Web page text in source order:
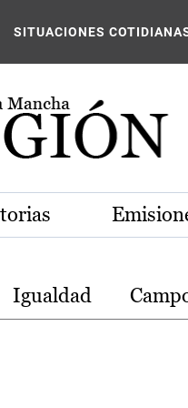
SITUACIONES
Igualdad